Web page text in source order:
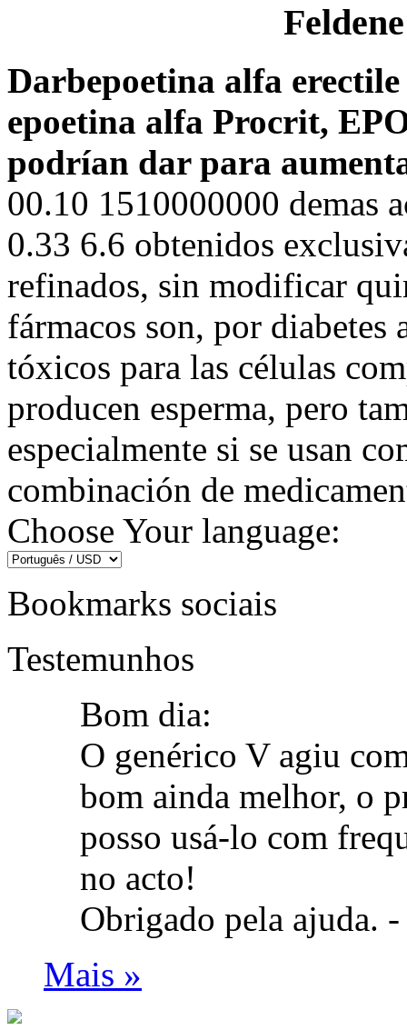
Darbepoetina alfa
epoetina alfa Procrit,
podrían dar para
00.10 1510000000 demas
0.33 6.6 obtenidos
refinados, sin modificar
fármacos son, por
tóxicos para las células
producen esperma, pero
especialmente si se usan
combinación de
Choose Your language:
Bookmarks sociais
Testemunhos
Bom dia:
O genérico V agiu
bom ainda melhor, o
posso usá-lo com
no acto!
Obrigado pela ajuda.
Mais »